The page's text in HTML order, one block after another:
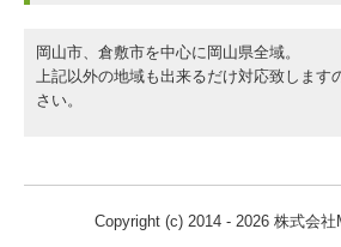
岡山市、倉敷市を中心に岡山県全域。
上記以外の地域も出来るだけ対応致します
さい。
Copyright (c) 2014 - 2026 株式会